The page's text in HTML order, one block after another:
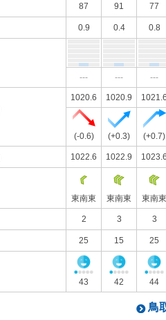
87 91 77
0.9 0.4 0.8
--- --- ---
1020.6 1020.9
(-0.6) (+0.3) (+0.7)
1022.6 1022.9
東南東 東南東 東南東
2 3 3
25 15 25
43 42 44
鳥